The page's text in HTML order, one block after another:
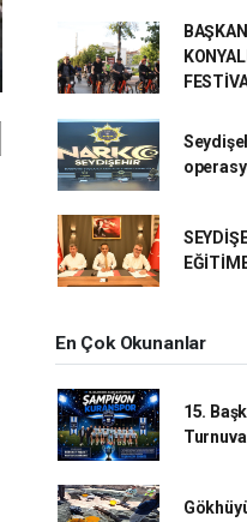
En Çok Okunanlar
15.